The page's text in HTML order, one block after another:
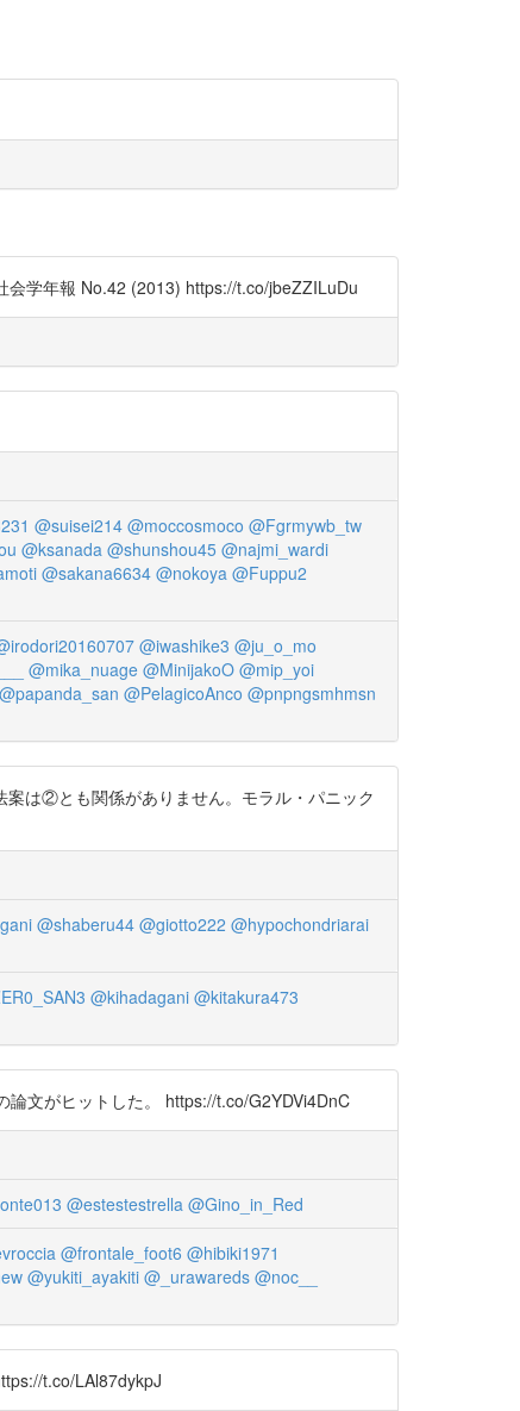
会学年報 No.42 (2013) https://t.co/jbeZZILuDu
@suisei214 @moccosmoco @Fgrmywb_tw
@ksanada @shunshou45 @najmi_wardi
@sakana6634 @nokoya @Fuppu2
@iwashike3 @ju_o_mo
@mika_nuage @MinijakoO @mip_yoi
@papanda_san @PelagicoAnco @pnpngsmhmsn
は②とも関係がありません。モラル・パニック
@shaberu44 @giotto222 @hypochondriarai
@kihadagani @kitakura473
文がヒットした。 https://t.co/G2YDVi4DnC
@estestestrella @Gino_in_Red
@frontale_foot6 @hibiki1971
@yukiti_ayakiti @_urawareds @noc__
t.co/LAl87dykpJ